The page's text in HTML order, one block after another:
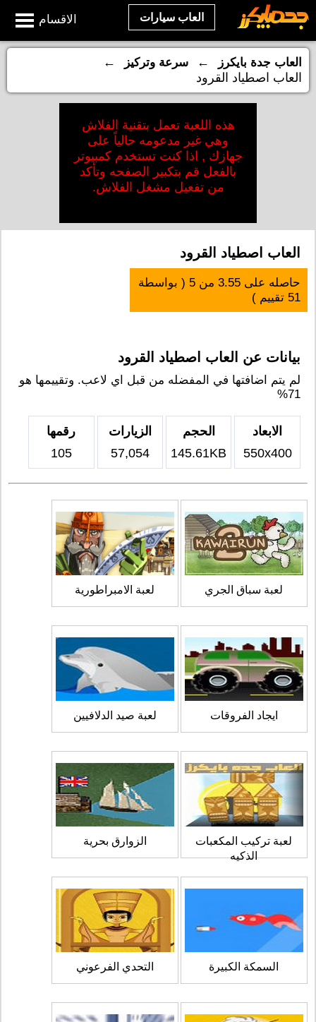
الاقسام العاب سيارات
العاب جدة بايكرز ← سرعة وتركيز
←
العاب اصطياد القرود
هذه اللعبة تعمل بتقنية الفلاش
وهي غير مدعومه حالياً على
جهازك , اذا كنت تستخدم كمبيوتر
بالفعل قم بتكبير الصفحه وتأكد
من تفعيل مشغل الفلاش.
العاب اصطياد القرود
حاصله على3.55 من5 ( بواسطة
51 تقييم )
بيانات عن العاب اصطياد القرود
لم يتم اضافتها في المفضله من قبل اي لاعب. وتقييمها هو
71%
الابعاد
550x400
الحجم
145.61KB
الزيارات
57,054
رقمها
105
لعبة سباق الجري لعبة الامبراطورية
ايجاد الفروقات لعبة صيد الدلافيين
لعبة تركيب المكعبات
الذكيه
الزوارق بحرية
السمكة الكبيرة التحدي الفرعوني